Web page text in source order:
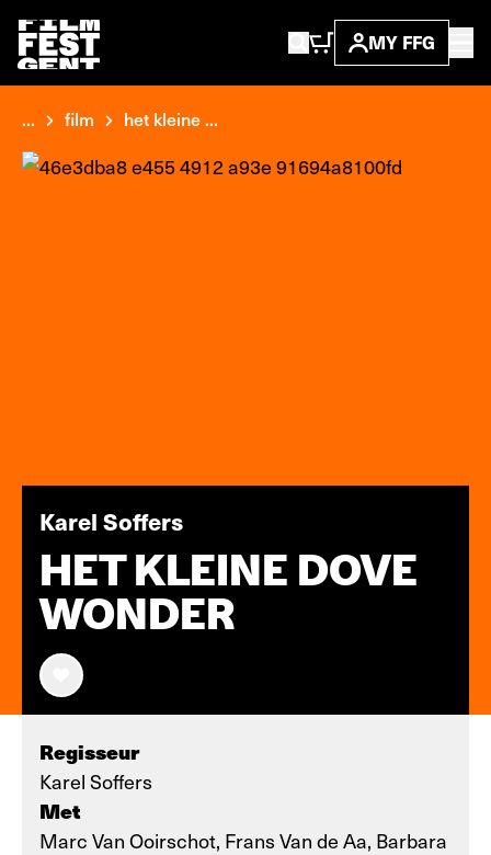
MY FFG
... film het kleine ...
Karel Soffers
HET KLEINE DOVE
WONDER
Regisseur
Karel Soffers
Met
Marc Van Ooirschot, Frans Van de Aa, Barbara